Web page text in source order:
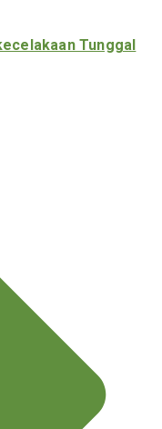
Tunggal